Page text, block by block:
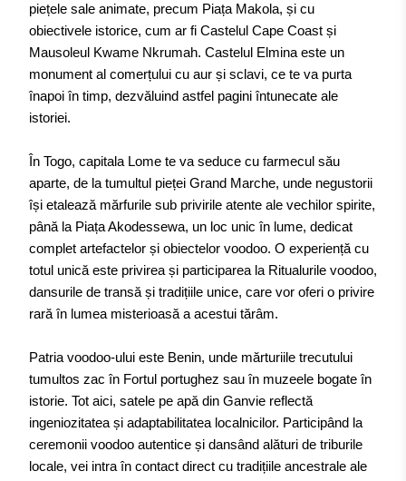
piețele sale animate, precum Piața Makola, și cu
obiectivele istorice, cum ar fi Castelul Cape Coast și
Mausoleul Kwame Nkrumah. Castelul Elmina este un
monument al comerțului cu aur și sclavi, ce te va purta
înapoi în timp, dezvăluind astfel pagini întunecate ale
istoriei.
În Togo, capitala Lome te va seduce cu farmecul său
aparte, de la tumultul pieței Grand Marche, unde negustorii
își etalează mărfurile sub privirile atente ale vechilor spirite,
până la Piața Akodessewa, un loc unic în lume, dedicat
complet artefactelor și obiectelor voodoo. O experiență cu
totul unică este privirea și participarea la Ritualurile voodoo,
dansurile de transă și tradițiile unice, care vor oferi o privire
rară în lumea misterioasă a acestui tărâm.
Patria voodoo-ului este Benin, unde mărturiile trecutului
tumultos zac în Fortul portughez sau în muzeele bogate în
istorie. Tot aici, satele pe apă din Ganvie reflectă
ingeniozitatea și adaptabilitatea localnicilor. Participând la
ceremonii voodoo autentice și dansând alături de triburile
locale, vei intra în contact direct cu tradițiile ancestrale ale